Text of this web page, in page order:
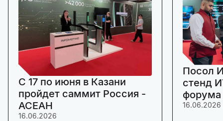
C 17 по июня в Казани
пройдет саммит Россия -
АСЕАН
16.06.2026
Посол
стенд
16.06.2026